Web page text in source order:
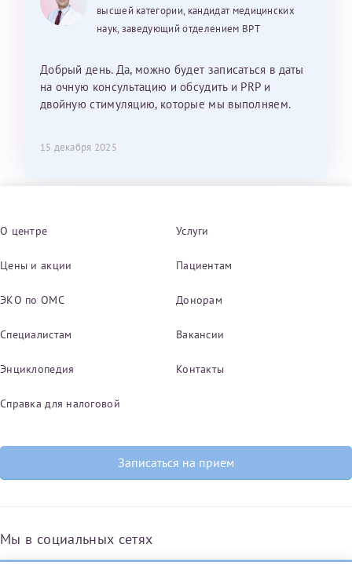
высшей категории, кандидат медицинских
наук, заведующий отделением ВРТ
Добрый день. Да, можно будет записаться в даты
на очную консультацию и обсудить и PRP и
двойную стимуляцию, которые мы выполняем.
15 декабря 2025
О центре Услуги
Цены и акции Пациентам
ЭКО по ОМС Донорам
Специалистам Вакансии
Энциклопедия Контакты
Справка для налоговой
Записаться на прием
Мы в социальных сетях